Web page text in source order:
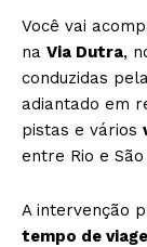
Você vai
na Via Dutra,
conduzidas
adiantado em
pistas e vários
entre Rio e São
A intervenção
tempo de